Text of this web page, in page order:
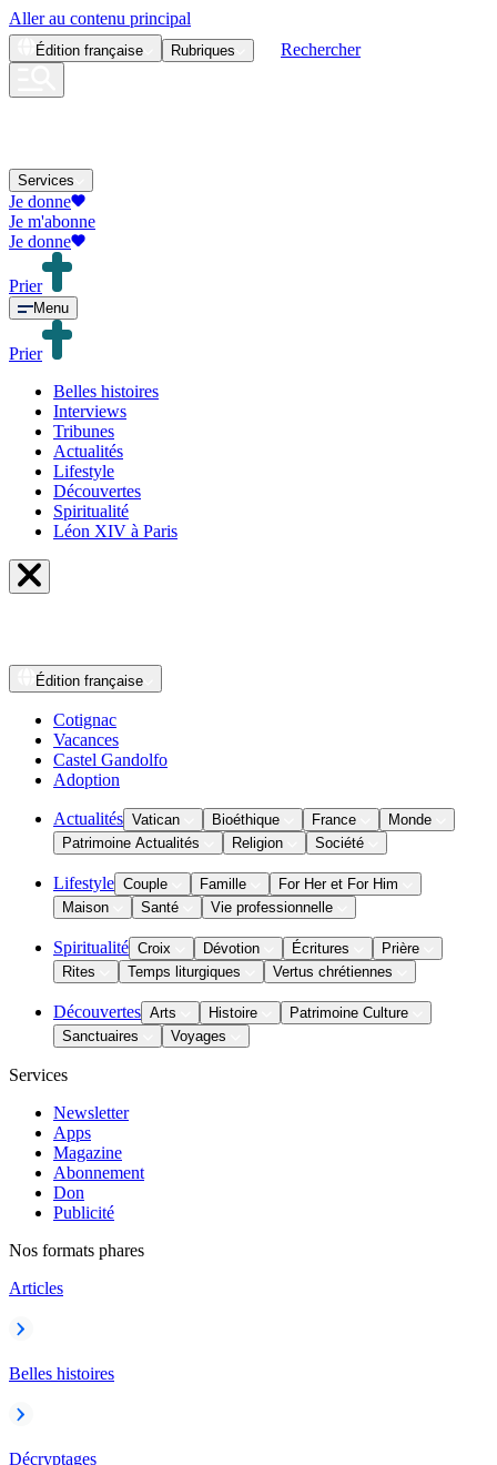
Aller au contenu principal
Édition française Rubriques Rechercher
Services
Je donne
Je m'abonne
Je donne
Prier
Menu
Prier
Belles histoires
Interviews
Tribunes
Actualités
Lifestyle
Découvertes
Spiritualité
Léon XIV à Paris
Édition française
Cotignac
Vacances
Castel Gandolfo
Adoption
Actualités Vatican Bioéthique France
Monde
Patrimoine Actualités
Religion Société
Lifestyle Couple Famille
For Her et For Him
Maison
Santé Vie professionnelle
Spiritualité Croix Dévotion Écritures
Prière
Rites
Temps liturgiques Vertus chrétiennes
Découvertes Arts Histoire
Patrimoine Culture
Sanctuaires
Voyages
Services
Newsletter
Apps
Magazine
Abonnement
Don
Publicité
Nos formats phares
Articles
Belles histoires
Décryptages